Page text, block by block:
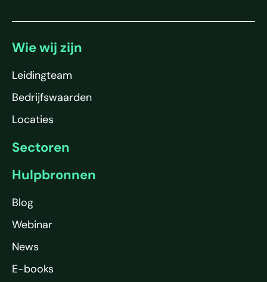
Wie wij zijn
Leidingteam
Bedrijfswaarden
Locaties
Sectoren
Hulpbronnen
Blog
Webinar
News
E-books